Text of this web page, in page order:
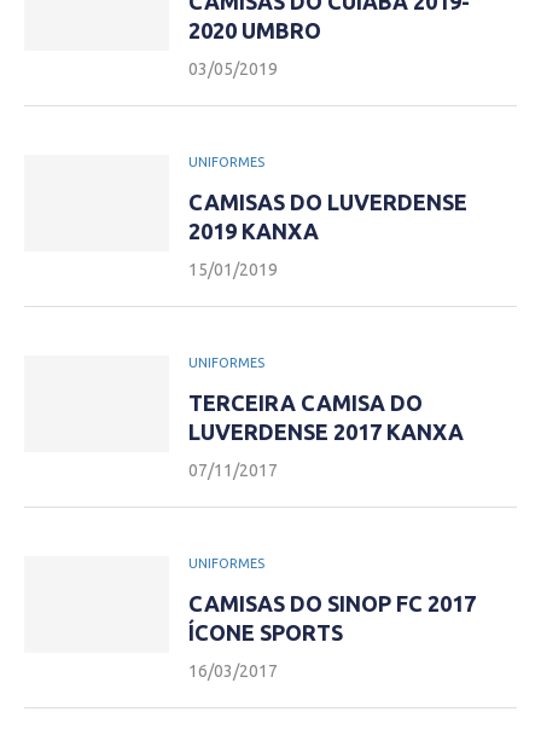
2020 UMBRO
03/05/2019
UNIFORMES
CAMISAS DO LUVERDENSE
2019 KANXA
15/01/2019
UNIFORMES
TERCEIRA CAMISA DO
LUVERDENSE 2017 KANXA
07/11/2017
UNIFORMES
CAMISAS DO SINOP FC 2017
ÍCONE SPORTS
16/03/2017